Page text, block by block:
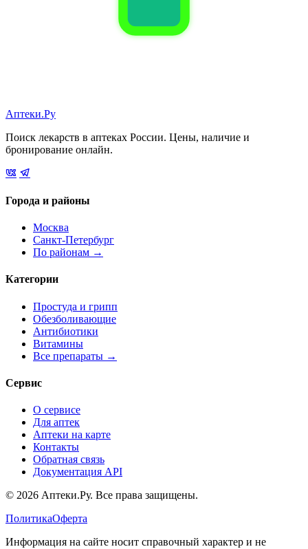
Аптеки.Ру
Поиск лекарств в аптеках России. Цены, наличие и
бронирование онлайн.
Города и районы
Москва
Санкт-Петербург
По районам →
Категории
Простуда и грипп
Обезболивающие
Антибиотики
Витамины
Все препараты →
Сервис
О сервисе
Для аптек
Аптеки на карте
Контакты
Обратная связь
Документация API
© 2026 Аптеки.Ру. Все права защищены.
ПолитикаОферта
Информация на сайте носит справочный характер и не